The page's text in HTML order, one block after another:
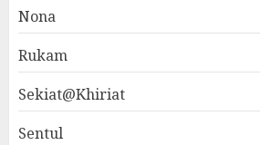
Nona
Rukam
Sekiat@Khiriat
Sentul